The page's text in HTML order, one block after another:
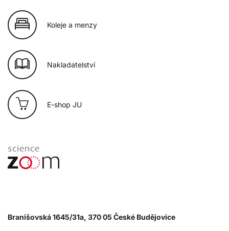
Koleje a menzy
Nakladatelství
E-shop JU
Branišovská 1645/31a, 370 05 České Budějovice